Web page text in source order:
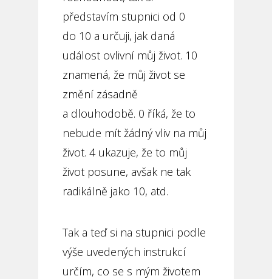
představím stupnici od 0
do 10 a určuji, jak daná
událost ovlivní můj život. 10
znamená, že můj život se
změní zásadně
a dlouhodobě. 0 říká, že to
nebude mít žádný vliv na můj
život. 4 ukazuje, že to můj
život posune, avšak ne tak
radikálně jako 10, atd.
Tak a teď si na stupnici podle
výše uvedených instrukcí
určím, co se s mým životem